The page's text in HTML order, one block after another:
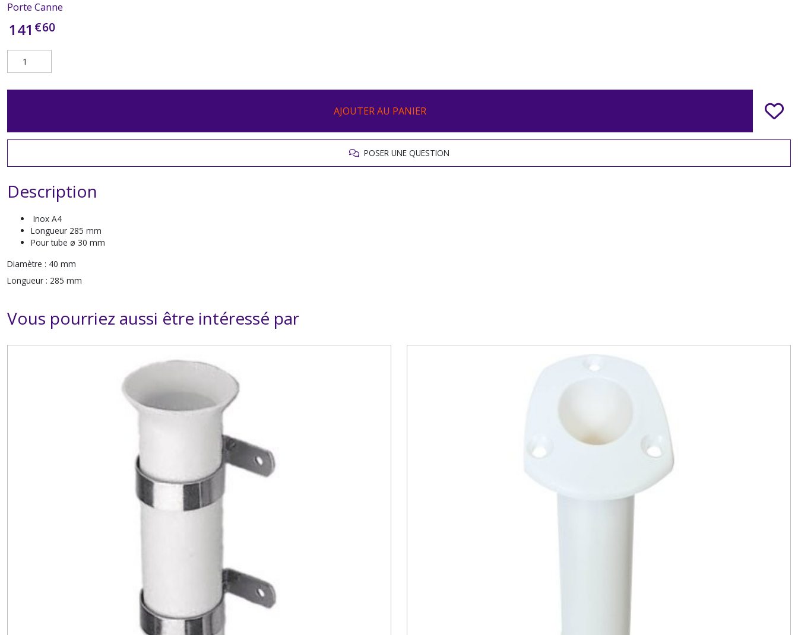
Porte Canne
141 €60
AJOUTER AU PANIER
POSER UNE QUESTION
Description
Inox A4
Longueur 285 mm
Pour tube ø 30 mm
Diamètre : 40 mm
Longueur : 285 mm
Vous pourriez aussi être intéressé par